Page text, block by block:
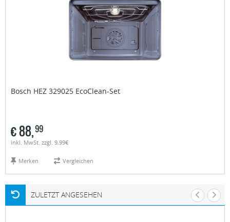
Bosch HEZ 329025 EcoClean-Set
€88,99
inkl. MwSt. zzgl. 9,99€
Merken Vergleichen
ZULETZT ANGESEHEN